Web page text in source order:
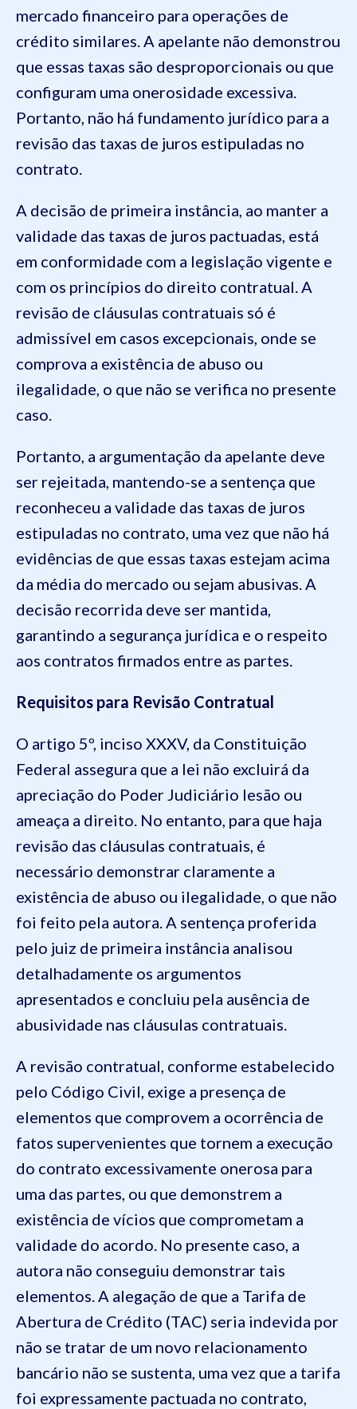
mercado financeiro para operações de
crédito similares. A apelante não demonstrou
que essas taxas são desproporcionais ou que
configuram uma onerosidade excessiva.
Portanto, não há fundamento jurídico para a
revisão das taxas de juros estipuladas no
contrato.
A decisão de primeira instância, ao manter a
validade das taxas de juros pactuadas, está
em conformidade com a legislação vigente e
com os princípios do direito contratual. A
revisão de cláusulas contratuais só é
admissível em casos excepcionais, onde se
comprova a existência de abuso ou
ilegalidade, o que não se verifica no presente
caso.
Portanto, a argumentação da apelante deve
ser rejeitada, mantendo-se a sentença que
reconheceu a validade das taxas de juros
estipuladas no contrato, uma vez que não há
evidências de que essas taxas estejam acima
da média do mercado ou sejam abusivas. A
decisão recorrida deve ser mantida,
garantindo a segurança jurídica e o respeito
aos contratos firmados entre as partes.
Requisitos para Revisão Contratual
O artigo 5º, inciso XXXV, da Constituição
Federal assegura que a lei não excluirá da
apreciação do Poder Judiciário lesão ou
ameaça a direito. No entanto, para que haja
revisão das cláusulas contratuais, é
necessário demonstrar claramente a
existência de abuso ou ilegalidade, o que não
foi feito pela autora. A sentença proferida
pelo juiz de primeira instância analisou
detalhadamente os argumentos
apresentados e concluiu pela ausência de
abusividade nas cláusulas contratuais.
A revisão contratual, conforme estabelecido
pelo Código Civil, exige a presença de
elementos que comprovem a ocorrência de
fatos supervenientes que tornem a execução
do contrato excessivamente onerosa para
uma das partes, ou que demonstrem a
existência de vícios que comprometam a
validade do acordo. No presente caso, a
autora não conseguiu demonstrar tais
elementos. A alegação de que a Tarifa de
Abertura de Crédito (TAC) seria indevida por
não se tratar de um novo relacionamento
bancário não se sustenta, uma vez que a tarifa
foi expressamente pactuada no contrato,